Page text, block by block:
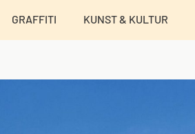
GRAFFITI KUNST & KULTUR